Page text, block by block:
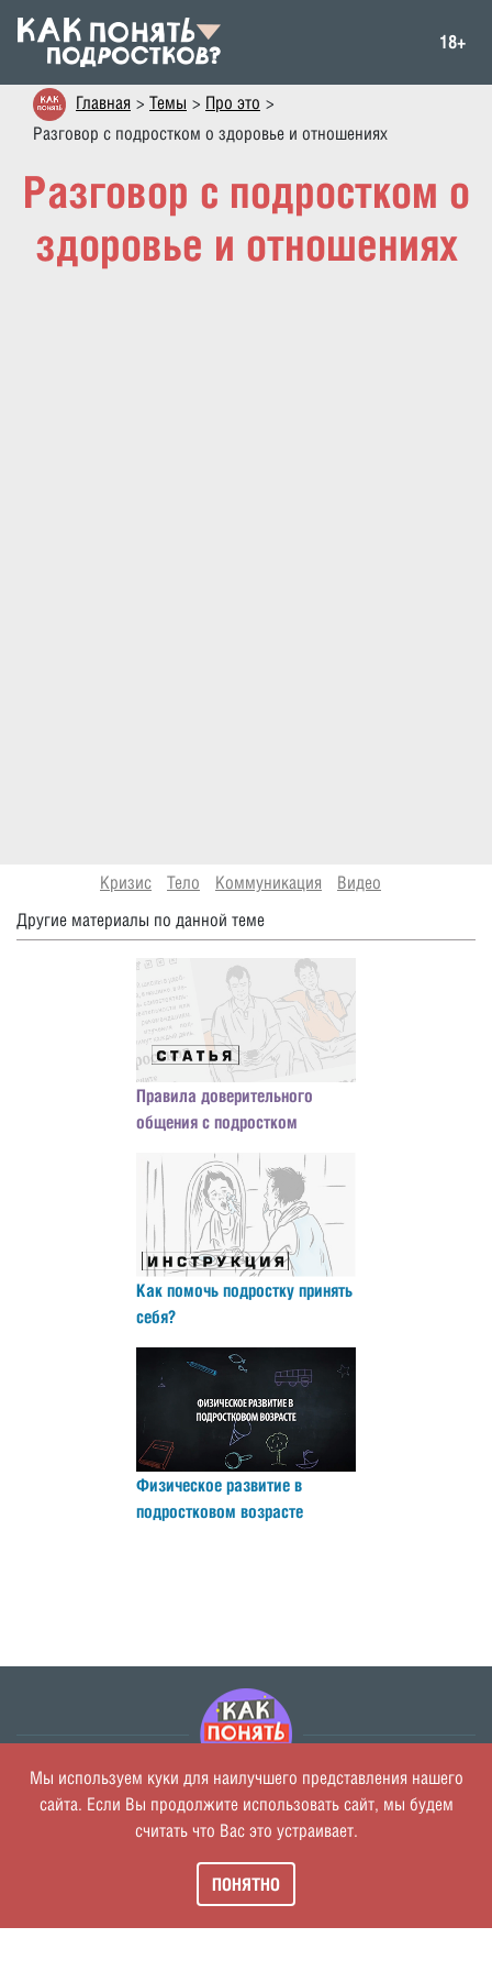
18+
Главная Темы
Про это
Разговор с подростком о здоровье и отношениях
Разговор с подростком о
здоровье и отношениях
Кризис Тело Коммуникация
Видео
Другие материалы по данной теме
Правила доверительного
общения с подростком
Как помочь подростку принять
себя?
Физическое развитие в
подростковом возрасте
О проекте
Политика обработки персональных данных
Пользовательское соглашение
Мы используем куки для наилучшего представления нашего
сайта. Если Вы продолжите использовать сайт, мы будем
считать что Вас это устраивает.
ПОНЯТНО